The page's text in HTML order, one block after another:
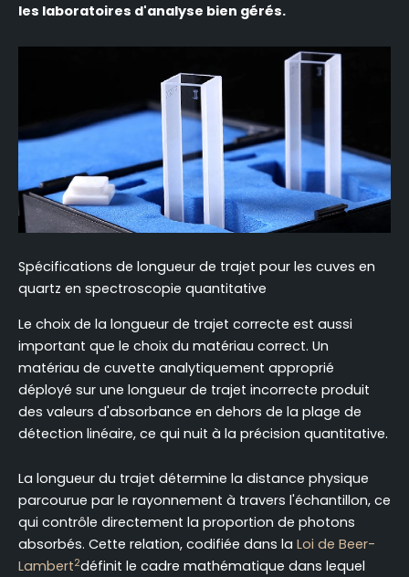
les laboratoires d'analyse bien gérés.
Spécifications de longueur de trajet pour les cuves en
quartz en spectroscopie quantitative
Le choix de la longueur de trajet correcte est aussi
important que le choix du matériau correct. Un
matériau de cuvette analytiquement approprié
déployé sur une longueur de trajet incorrecte produit
des valeurs d'absorbance en dehors de la plage de
détection linéaire, ce qui nuit à la précision quantitative.
La longueur du trajet détermine la distance physique
parcourue par le rayonnement à travers l'échantillon, ce
qui contrôle directement la proportion de photons
absorbés. Cette relation, codifiée dans la Loi de Beer-
Lambert2définit le cadre mathématique dans lequel